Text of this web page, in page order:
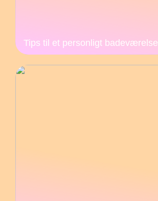
Tips til et personligt badeværelse